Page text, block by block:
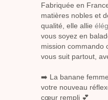
Fabriquée en
matières nobles et
qualité, elle allie
vous soyez en
mission commando
vous suit partout,
➡️ La banane
votre nouveau
cœur rempli 💕